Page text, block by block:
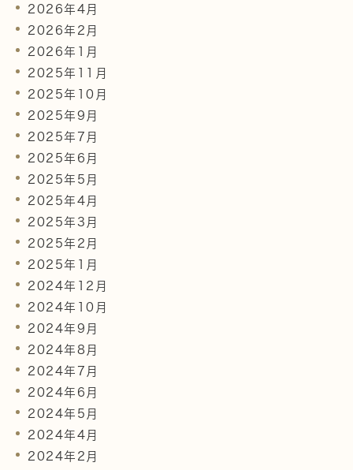
2026年4月
2026年2月
2026年1月
2025年11月
2025年10月
2025年9月
2025年7月
2025年6月
2025年5月
2025年4月
2025年3月
2025年2月
2025年1月
2024年12月
2024年10月
2024年9月
2024年8月
2024年7月
2024年6月
2024年5月
2024年4月
2024年2月